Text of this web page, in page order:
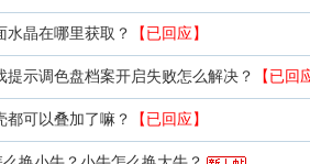
水晶在哪里获取？ 【已回应】
提示调色盘档案开启失败怎么解决？ 【已回
都可以叠加了嘛？ 【已回应】